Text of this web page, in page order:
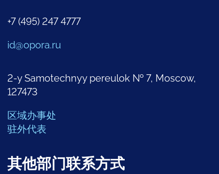
+7 (495) 247 4777
id@opora.ru
2-y Samotechnyy pereulok № 7, Moscow,
127473
区域办事处
驻外代表
其他部门联系方式